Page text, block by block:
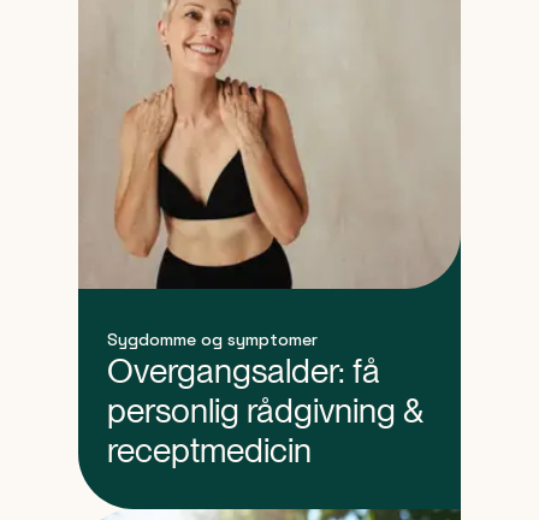
Sygdomme og symptomer
Overgangsalder: få
personlig rådgivning &
receptmedicin